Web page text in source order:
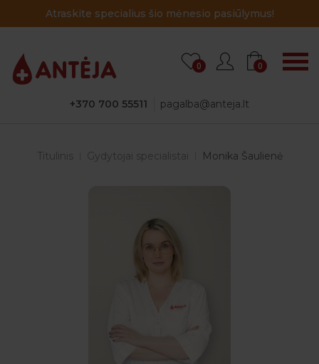
Atraskite specialius šio mėnesio pasiūlymus!
+370 700 55511 pagalba@anteja.lt
0 0
Titulinis Gydytojai specialistai Monika Šaulienė